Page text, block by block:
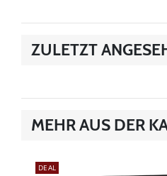
ZULETZT
MEHR AUS DER
DEAL